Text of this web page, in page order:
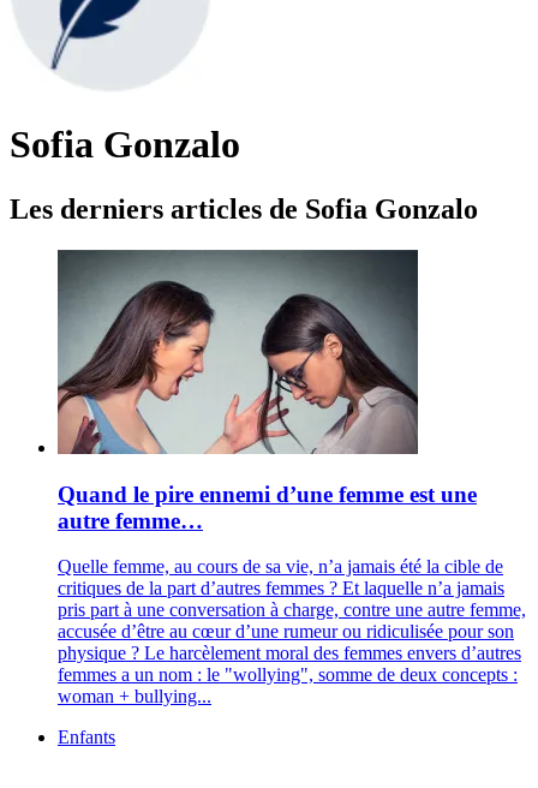
Sofia Gonzalo
Les derniers articles de Sofia Gonzalo
Quand le pire ennemi d’une femme est une
autre femme…
Quelle femme, au cours de sa vie, n’a jamais été la cible de
critiques de la part d’autres femmes ? Et laquelle n’a jamais
pris part à une conversation à charge, contre une autre femme,
accusée d’être au cœur d’une rumeur ou ridiculisée pour son
physique ? Le harcèlement moral des femmes envers d’autres
femmes a un nom : le "wollying", somme de deux concepts :
woman + bullying...
Enfants